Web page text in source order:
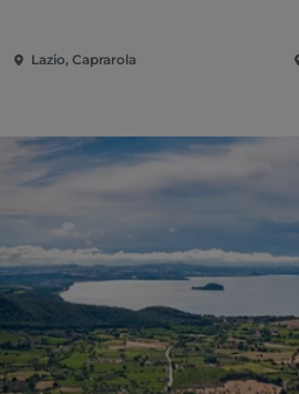
Lazio, Caprarola